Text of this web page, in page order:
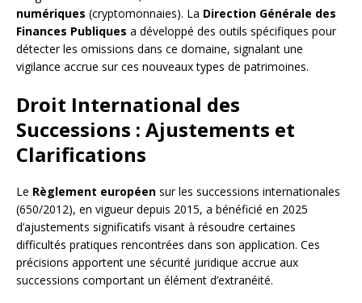
numériques (cryptomonnaies). La Direction Générale des
Finances Publiques a développé des outils spécifiques pour
détecter les omissions dans ce domaine, signalant une
vigilance accrue sur ces nouveaux types de patrimoines.
Droit International des
Successions : Ajustements et
Clarifications
Le Règlement européen sur les successions internationales
(650/2012), en vigueur depuis 2015, a bénéficié en 2025
d’ajustements significatifs visant à résoudre certaines
difficultés pratiques rencontrées dans son application. Ces
précisions apportent une sécurité juridique accrue aux
successions comportant un élément d’extranéité.